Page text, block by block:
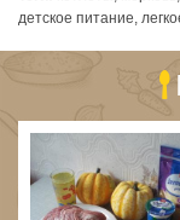
детское питание,